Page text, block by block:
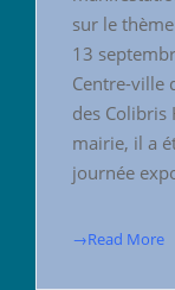
sur le
13
Centre-ville
des Colibris
mairie, il a
journée
→Read More